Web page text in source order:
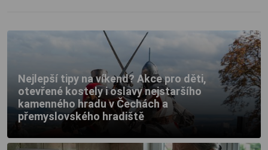
Nejlepší tipy na víkend? Akce pro děti,
otevřené kostely i oslavy nejstaršího
kamenného hradu v Čechách a
přemyslovského hradiště